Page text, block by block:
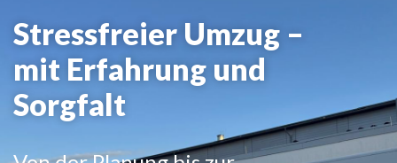
Stressfreier Umzug –
mit Erfahrung und
Sorgfalt